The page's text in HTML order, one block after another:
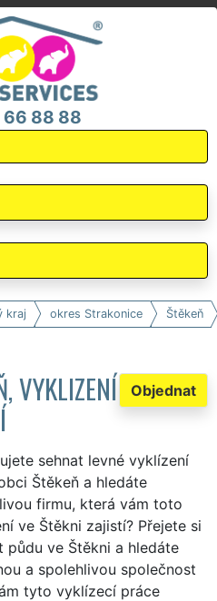
88 88
kraj okres Strakonice Štěkeň
Objednat
VYKLIZENÍ
sehnat levné vyklízení
Štěkeň a hledáte
firmu, která vám toto
ve Štěkni zajistí? Přejete si
půdu ve Štěkni a hledáte
a spolehlivou společnost
tyto vyklízecí práce